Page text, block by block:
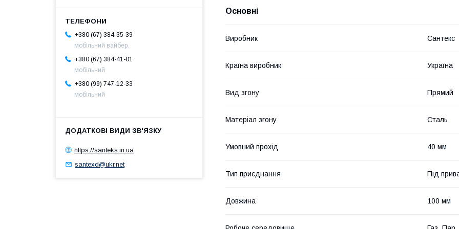
Основні
Виробник Сантекс
Країна виробник Україна
Вид згону Прямий
Матеріал згону Сталь
Умовний прохід 40 мм
Тип приєднання Під
Довжина 100 мм
+380 (67) 384-35-39
мобільний вайбер.
+380 (67) 384-41-01
мобільний
+380 (99) 747-12-33
мобільний
https://santeks.in.ua
santexd@ukr.net